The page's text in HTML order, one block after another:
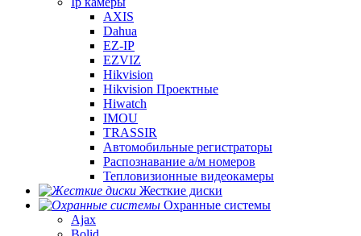
AXIS
Dahua
EZ-IP
EZVIZ
Hikvision
Hikvision Проектные
Hiwatch
IMOU
TRASSIR
Автомобильные регистраторы
Распознавание а/м номеров
Тепловизионные видеокамеры
Жесткие диски
Охранные системы
Ajax